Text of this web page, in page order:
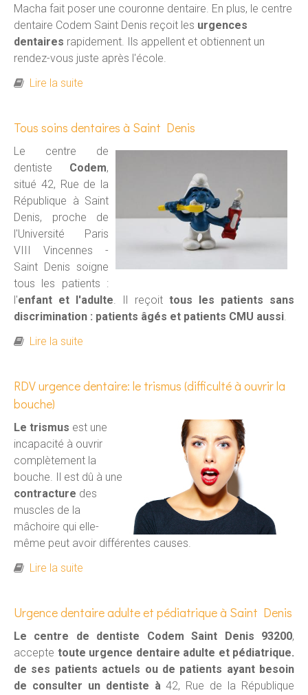
Macha fait poser une couronne dentaire. En plus, le centre
dentaire Codem Saint Denis reçoit les urgences
dentaires rapidement. Ils appellent et obtiennent un
rendez-vous juste après l'école.
Lire la suite
Tous soins dentaires à Saint Denis
Le centre de
dentiste Codem,
situé 42, Rue de la
République à Saint
Denis, proche de
l'Université Paris
VIII Vincennes -
Saint Denis soigne
tous les patients :
l'enfant et l'adulte. Il reçoittous les patients sans
discrimination : patients âgés et patients CMU aussi.
Lire la suite
RDV urgence dentaire: le trismus (difficulté à ouvrir la
bouche)
Le trismus est une
incapacité à ouvrir
complètement la
bouche. Il est dû à une
contracture des
muscles de la
mâchoire qui elle-
même peut avoir différentes causes.
Lire la suite
Urgence dentaire adulte et pédiatrique à Saint Denis
Le centre de dentiste Codem Saint Denis 93200,
accepte toute urgence dentaire adulte et pédiatrique.
de ses patients actuels ou de patients ayant besoin
de consulter un dentiste à42, Rue de la République